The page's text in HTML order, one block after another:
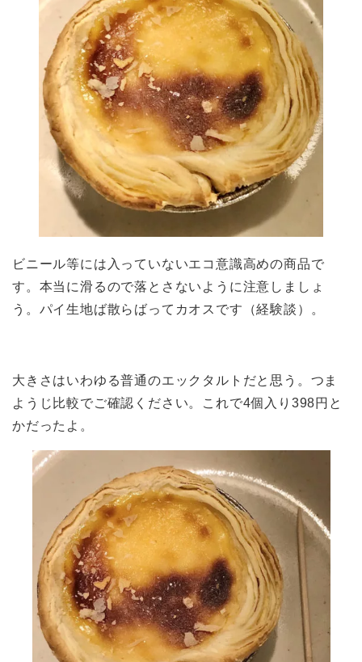
ビニール等には入っていないエコ意識高めの商品で
す。本当に滑るので落とさないように注意しましょ
う。パイ生地ば散らばってカオスです（経験談）。
大きさはいわゆる普通のエックタルトだと思う。つま
ようじ比較でご確認ください。これで4個入り398円と
かだったよ。